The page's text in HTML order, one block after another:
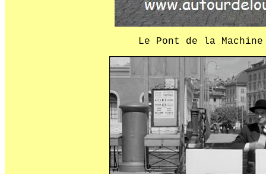
Le Pont de la